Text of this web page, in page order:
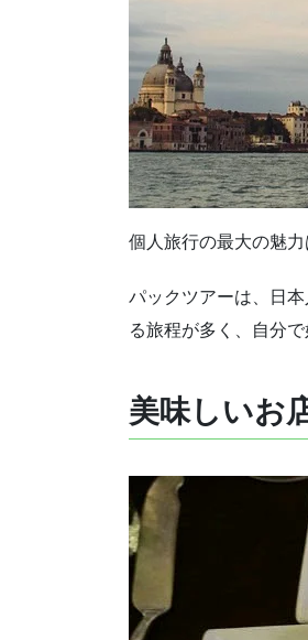
個人旅行の最大の魅力
パックツアーは、日
る旅程が多く、自分
美味しいお